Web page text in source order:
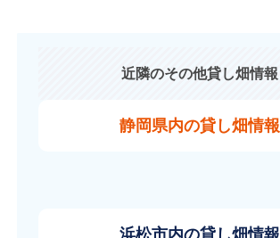
近隣のその他貸し畑情報
静岡県内の貸し畑情報
浜松市内の貸し畑情報